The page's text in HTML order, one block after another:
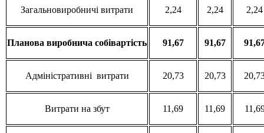
Загальновиробничі витрати 2,24 2,24 2,24
Планова виробнича собівартість 91,67 91,67
Адміністративні витрати 20,73 20,73
Витрати на збут 11,69 11,69